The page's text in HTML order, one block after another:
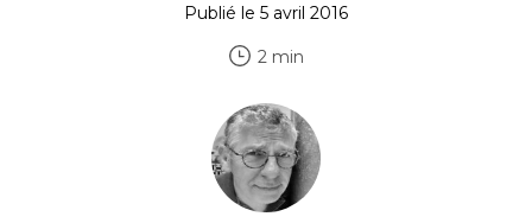
Publié le 5 avril 2016
2 min